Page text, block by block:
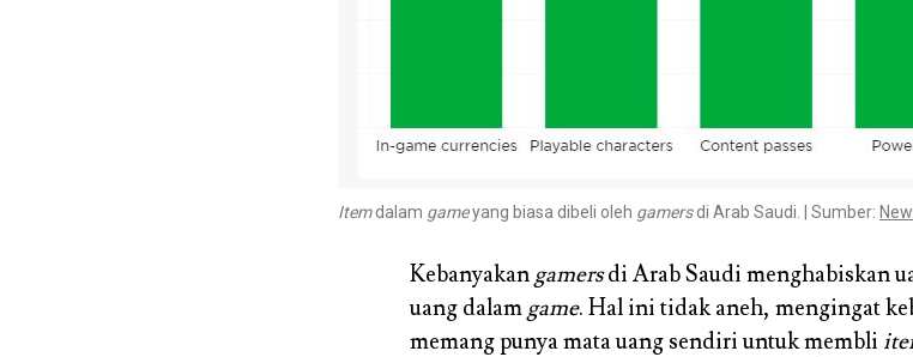
Itemdalam gameyang biasa dibeli oleh gamersdi Arab Saudi. | Sumber:
Kebanyakan gamersdi Arab Saudi menghabiskan
uang dalam game. Hal ini tidak aneh, mengingat
memang punya mata uang sendiri untuk membli